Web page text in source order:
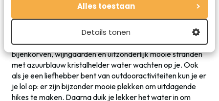
Alles toestaan
Details tonen
eilanden en we durven dit dan ook een nog redelijk
onontdekte parel te noemen. Het bounty-achtige eiland is
een geweldige vakantiebestemming. Een weelderig groen
landschap van bergen met olijfbomen, hoge cipressen,
bijenkorven, wijngaarden en uitzonderlijk mooie stranden
met azuurblauw kristalhelder water wachten op je. Ook
als je een liefhebber bent van outdooractiviteiten kun je er
je lol op: er zijn bijzonder mooie plekken om uitdagende
hikes te maken. Daarna duik je lekker het water in om